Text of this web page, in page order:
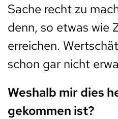
Sache recht zu
denn, so etwas wie
erreichen.
schon gar nicht
Weshalb mir dies
gekommen ist?